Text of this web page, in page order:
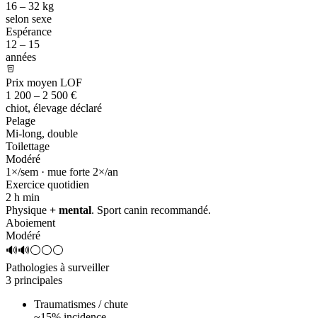
16 – 32 kg
selon sexe
Espérance
12 – 15
années
Prix moyen LOF
1 200 – 2 500 €
chiot, élevage déclaré
Pelage
Mi-long, double
Toilettage
Modéré
1×/sem · mue forte 2×/an
Exercice quotidien
2 h min
Physique + mental. Sport canin recommandé.
Aboiement
Modéré
🔊🔊⚪⚪⚪
Pathologies à surveiller
3 principales
Traumatismes / chute